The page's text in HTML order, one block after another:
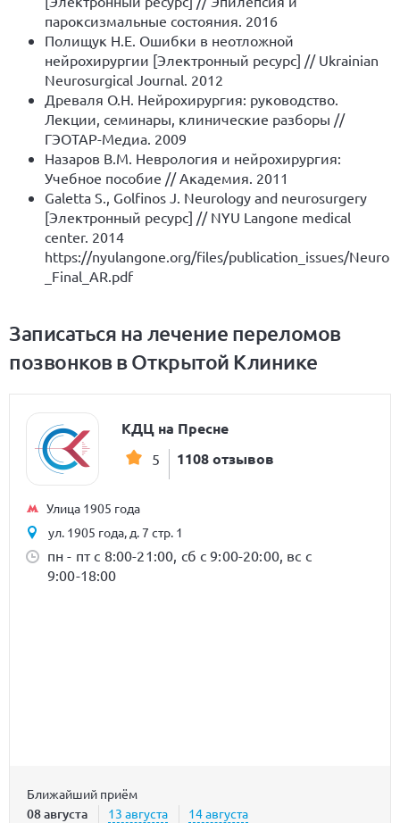
пароксизмальные состояния. 2016
Полищук Н.Е. Ошибки в неотложной
нейрохирургии [Электронный ресурс] // Ukrainian
Neurosurgical Journal. 2012
Древаля О.Н. Нейрохирургия: руководство.
Лекции, семинары, клинические разборы //
ГЭОТАР-Медиа. 2009
Назаров В.М. Неврология и нейрохирургия:
Учебное пособие // Академия. 2011
Galetta S., Golfinos J. Neurology and neurosurgery
[Электронный ресурс] // NYU Langone medical
center. 2014
https://nyulangone.org/files/publication_issues/Neuro
_Final_AR.pdf
Записаться на лечение переломов
позвонков в Открытой Клинике
КДЦ на Пресне
5 1108 отзывов
Улица 1905 года
ул. 1905 года, д. 7 стр. 1
пн - пт с 8:00-21:00, сб с 9:00-20:00, вс с
9:00-18:00
Ближайший приём
08 августа 13 августа 14 августа